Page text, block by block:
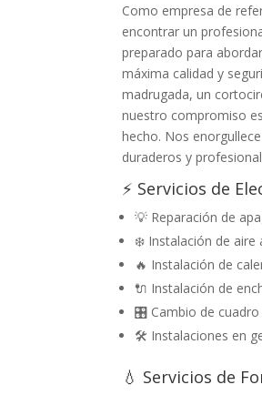
Como empresa de
encontrar un
preparado para
máxima calidad y
madrugada, un
nuestro compromiso
hecho. Nos
duraderos y
⚡ Servicios de
💡 Reparación de
❄️ Instalación de aire
🔥 Instalación de
🔌 Instalación de
🎛️ Cambio de cuadro
🛠️ Instalaciones en
💧 Servicios de